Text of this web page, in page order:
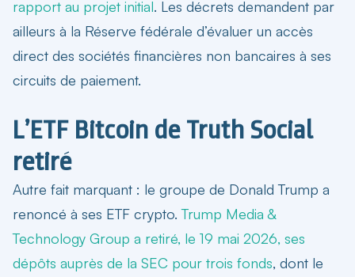
rapport au projet initial. Les décrets demandent par
ailleurs à la Réserve fédérale d’évaluer un accès
direct des sociétés financières non bancaires à ses
circuits de paiement.
L’ETF Bitcoin de Truth Social
retiré
Autre fait marquant : le groupe de Donald Trump a
renoncé à ses ETF crypto.Trump Media &
Technology Group a retiré, le 19 mai 2026, ses
dépôts auprès de la SEC pour trois fonds, dont le